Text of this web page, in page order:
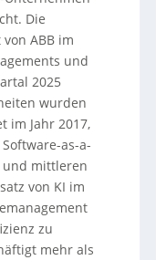
Die
ABB im
und
2025
wurden
im Jahr 2017,
as-a-
und mittleren
von KI im
zu
mehr als